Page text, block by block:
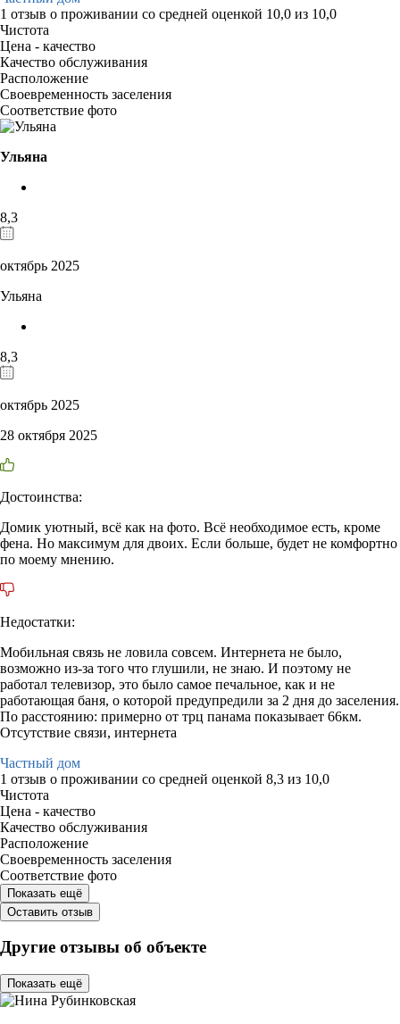
1 отзыв о проживании со средней оценкой 10,0 из 10,0
Чистота
Цена - качество
Качество обслуживания
Расположение
Своевременность заселения
Соответствие фото
Ульяна
8,3
октябрь 2025
Ульяна
8,3
октябрь 2025
28 октября 2025
Достоинства:
Домик уютный, всё как на фото. Всё необходимое есть, кроме
фена. Но максимум для двоих. Если больше, будет не комфортно
по моему мнению.
Недостатки:
Мобильная связь не ловила совсем. Интернета не было,
возможно из-за того что глушили, не знаю. И поэтому не
работал телевизор, это было самое печальное, как и не
работающая баня, о которой предупредили за 2 дня до заселения.
По расстоянию: примерно от трц панама показывает 66км.
Отсутствие связи, интернета
Частный дом
1 отзыв о проживании со средней оценкой 8,3 из 10,0
Чистота
Цена - качество
Качество обслуживания
Расположение
Своевременность заселения
Соответствие фото
Показать ещё
Оставить отзыв
Другие отзывы об объекте
Показать ещё